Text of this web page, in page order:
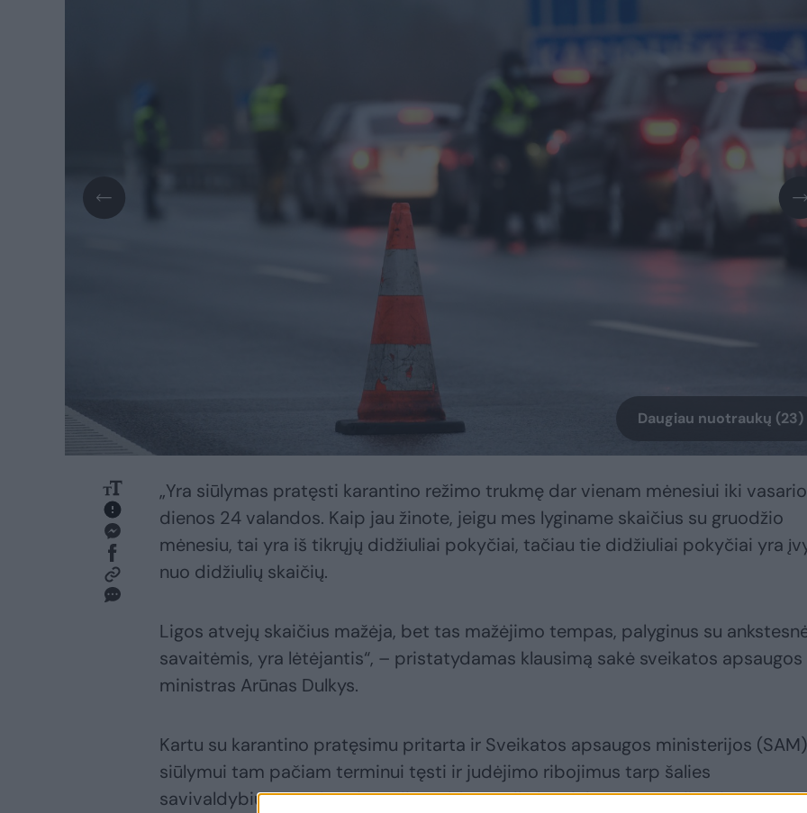
Daugiau nuotraukų (23)
„Yra siūlymas pratęsti karantino režimo trukmę dar vienam mėnesiui iki
dienos 24 valandos. Kaip jau žinote, jeigu mes lyginame skaičius su gruodžio
mėnesiu, tai yra iš tikrųjų didžiuliai pokyčiai, tačiau tie didžiuliai pokyčiai yra
nuo didžiulių skaičių.
Ligos atvejų skaičius mažėja, bet tas mažėjimo tempas, palyginus su
savaitėmis, yra lėtėjantis“, – pristatydamas klausimą sakė sveikatos apsaugos
ministras Arūnas Dulkys.
Kartu su karantino pratęsimu pritarta ir Sveikatos apsaugos ministerijos (SAM)
siūlymui tam pačiam terminui tęsti ir judėjimo ribojimus tarp šalies
savivaldybių,nors dar pirmadienį vidaus reikalų ministrė Agnė Bilotaitė svarstė